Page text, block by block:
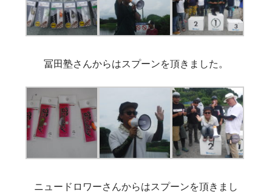
冨田塾さんからはスプーンを頂きました。
ニュードロワーさんからはスプーンを頂きまし